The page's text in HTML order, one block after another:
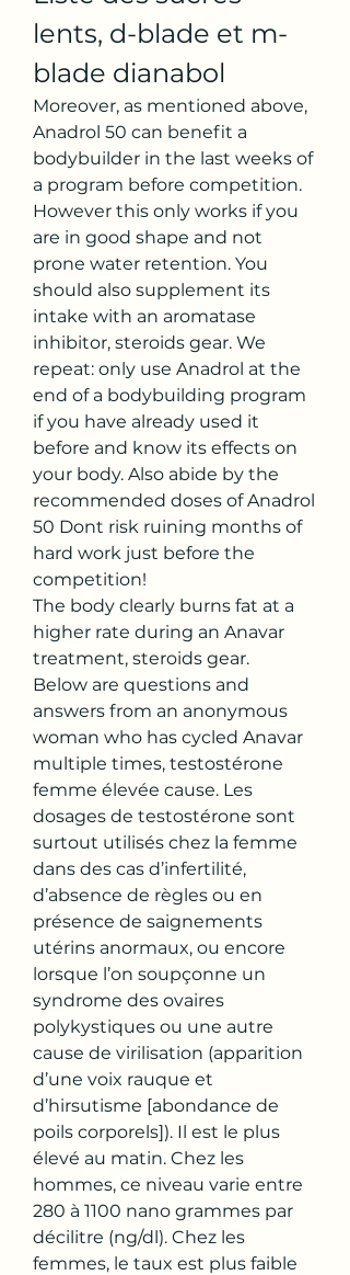
lents, d-blade et m-
blade dianabol
Moreover, as mentioned above,
Anadrol 50 can benefit a
bodybuilder in the last weeks of
a program before competition.
However this only works if you
are in good shape and not
prone water retention. You
should also supplement its
intake with an aromatase
inhibitor, steroids gear. We
repeat: only use Anadrol at the
end of a bodybuilding program
if you have already used it
before and know its effects on
your body. Also abide by the
recommended doses of Anadrol
50 Dont risk ruining months of
hard work just before the
competition!
The body clearly burns fat at a
higher rate during an Anavar
treatment, steroids gear.
Below are questions and
answers from an anonymous
woman who has cycled Anavar
multiple times, testostérone
femme élevée cause. Les
dosages de testostérone sont
surtout utilisés chez la femme
dans des cas d’infertilité,
d’absence de règles ou en
présence de saignements
utérins anormaux, ou encore
lorsque l’on soupçonne un
syndrome des ovaires
polykystiques ou une autre
cause de virilisation (apparition
d’une voix rauque et
d’hirsutisme [abondance de
poils corporels]). Il est le plus
élevé au matin. Chez les
hommes, ce niveau varie entre
280 à 1100 nano grammes par
décilitre (ng/dl). Chez les
femmes, le taux est plus faible